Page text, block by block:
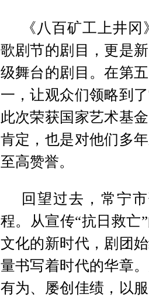
《八百矿工上井
歌剧节的剧目，更是
级舞台的剧目。在第
一，让观众们领略到
此次荣获国家艺术基
肯定，也是对他们多
至高赞誉。
回望过去，常宁
程。从宣传“抗日救亡
文化的新时代，剧团
量书写着时代的华章
有为、屡创佳绩，以